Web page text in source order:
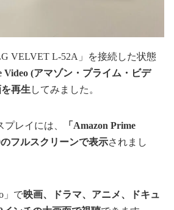
VELVET L-52A」を接続した状態
Video (アマゾン・プライム・ビデ
再生 してみました。
プレイには、
「Amazon Prime
フルスクリーンで表示されまし
」で映画、ドラマ、アニメ、ドキュ